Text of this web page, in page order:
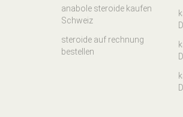
anabole steroide kaufen
Schweiz
steroide auf rechnung
bestellen